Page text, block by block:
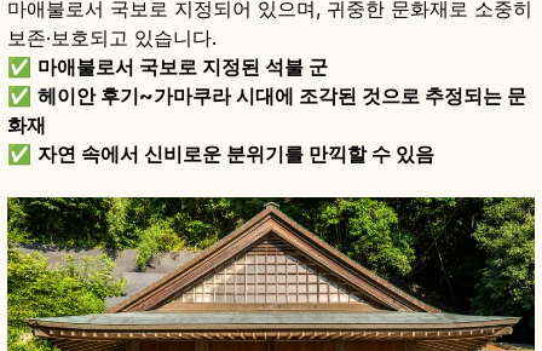
마애불로서 국보로 지정되어 있으며, 귀중한 문화재로 소중히
보존·보호되고 있습니다.
✅ 마애불로서 국보로 지정된 석불 군
✅ 헤이안 후기~가마쿠라 시대에 조각된 것으로 추정되는 문
화재
✅ 자연 속에서 신비로운 분위기를 만끽할 수 있음